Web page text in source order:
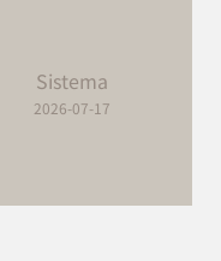
Sistema
2026-07-17